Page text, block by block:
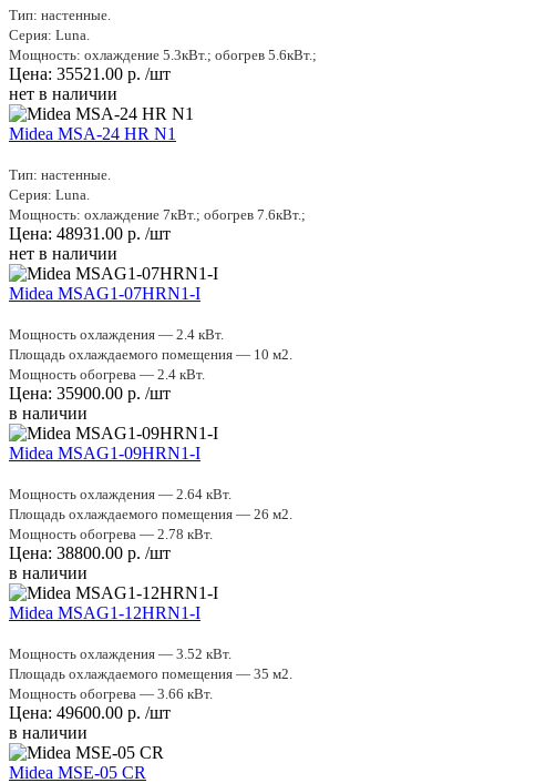
Тип: настенные.
Серия: Luna.
Мощность: охлаждение 5.3кВт.; обогрев 5.6кВт.;
Цена: 35521.00 р. /шт
нет в наличии
Midea MSA-24 HR N1
Тип: настенные.
Серия: Luna.
Мощность: охлаждение 7кВт.; обогрев 7.6кВт.;
Цена: 48931.00 р. /шт
нет в наличии
Midea MSAG1-07HRN1-I
Мощность охлаждения — 2.4 кВт.
Площадь охлаждаемого помещения — 10 м2.
Мощность обогрева — 2.4 кВт.
Цена: 35900.00 р. /шт
в наличии
Midea MSAG1-09HRN1-I
Мощность охлаждения — 2.64 кВт.
Площадь охлаждаемого помещения — 26 м2.
Мощность обогрева — 2.78 кВт.
Цена: 38800.00 р. /шт
в наличии
Midea MSAG1-12HRN1-I
Мощность охлаждения — 3.52 кВт.
Площадь охлаждаемого помещения — 35 м2.
Мощность обогрева — 3.66 кВт.
Цена: 49600.00 р. /шт
в наличии
Midea MSE-05 СR